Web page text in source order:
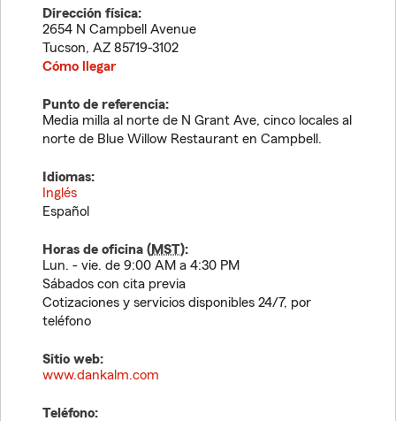
Dirección física:
2654 N Campbell Avenue
Tucson, AZ 85719-3102
Cómo llegar
Punto de referencia:
Media milla al norte de N Grant Ave, cinco locales al
norte de Blue Willow Restaurant en Campbell.
Idiomas:
Inglés
Español
Horas de oficina (MST):
Lun. - vie. de 9:00 AM a 4:30 PM
Sábados con cita previa
Cotizaciones y servicios disponibles 24/7, por
teléfono
Sitio web:
www.dankalm.com
Teléfono: